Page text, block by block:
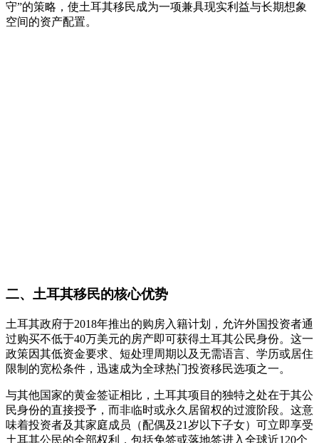
守”的策略，使土耳其移民成为一项兼具现实利益与长期想象
空间的资产配置。
二、土耳其移民的核心优势
土耳其政府于2018年推出的购房入籍计划，允许外国投资者通
过购买不低于40万美元的房产即可获得土耳其公民身份。这一
政策因其低资金要求、短处理周期以及无需语言、学历或居住
限制的宽松条件，迅速成为全球热门投资移民选项之一。
与其他国家的黄金签证相比，土耳其项目的独特之处在于其公
民身份的直接授予，而非临时或永久居留权的过渡阶段。这意
味着投资者及其家庭成员（配偶及21岁以下子女）可立即享受
土耳其公民的全部权利，包括免签或落地签进入全球近120个